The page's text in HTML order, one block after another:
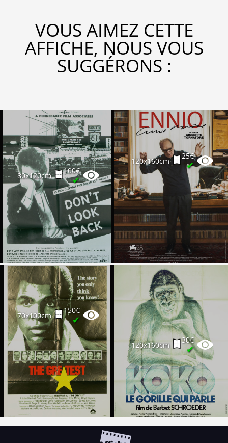
VOUS AIMEZ CETTE
AFFICHE, NOUS VOUS
SUGGÉRONS :
80x120cm
100€
✔
120x160cm
25€
✔
70x100cm
150€
✔
120x160cm
30€
✔